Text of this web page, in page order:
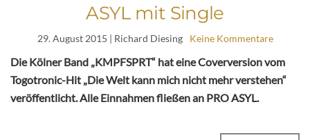
ASYL mit Single
29. August 2015 | Richard Diesing Keine Kommentare
Die Kölner Band „KMPFSPRT“ hat eine Coverversion vom
Togotronic-Hit „Die Welt kann mich nicht mehr verstehen“
veröffentlicht. Alle Einnahmen fließen an PRO ASYL.